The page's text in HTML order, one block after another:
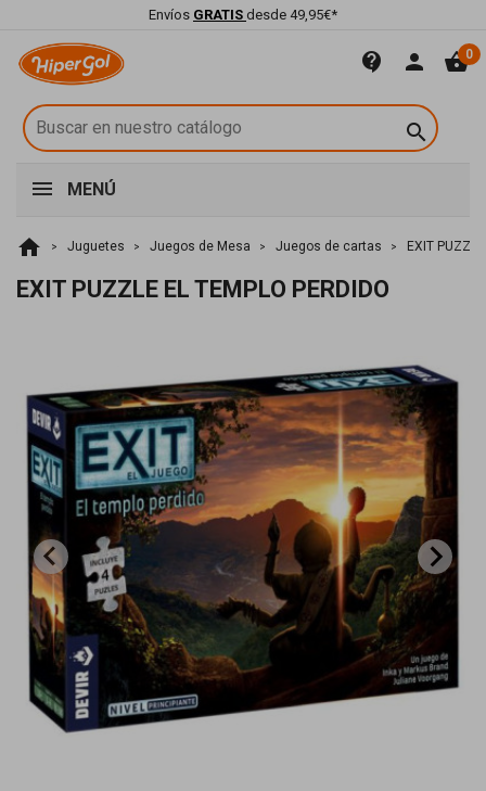
Envíos GRATIS desde 49,95€*
contact_support person shopping_basket0

MENÚ
home Juguetes Juegos de Mesa Juegos de cartas EXIT
EXIT PUZZLE EL TEMPLO PERDIDO